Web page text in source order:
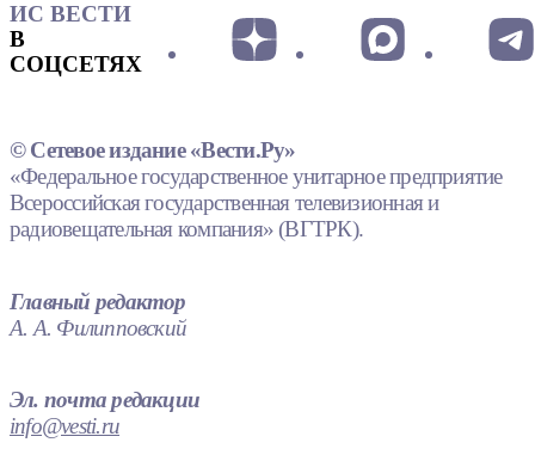
ИС ВЕСТИ
В
СОЦСЕТЯХ
© Сетевое издание «Вести.Ру»
«Федеральное государственное унитарное предприятие
Всероссийская государственная телевизионная и
радиовещательная компания» (ВГТРК).
Главный редактор
А. А. Филипповский
Эл. почта редакции
info@vesti.ru